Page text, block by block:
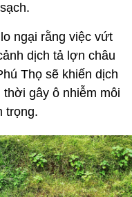
ngại rằng việc vứt
dịch tả lợn châu
Thọ sẽ khiến dịch
gây ô nhiễm môi
trọng.